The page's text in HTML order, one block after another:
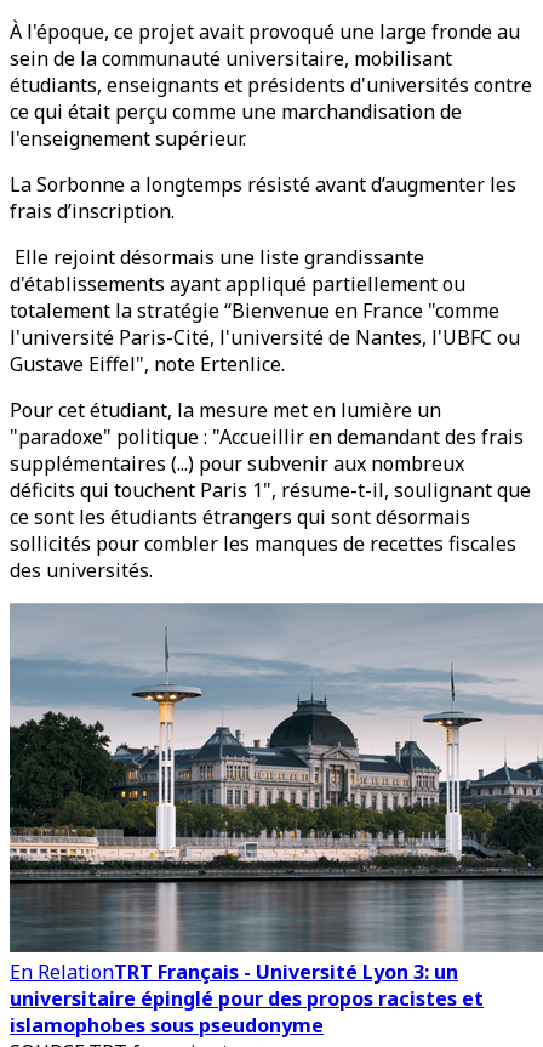
À l'époque, ce projet avait provoqué une large fronde au
sein de la communauté universitaire, mobilisant
étudiants, enseignants et présidents d'universités contre
ce qui était perçu comme une marchandisation de
l'enseignement supérieur.
La Sorbonne a longtemps résisté avant d’augmenter les
frais d’inscription.
Elle rejoint désormais une liste grandissante
d'établissements ayant appliqué partiellement ou
totalement la stratégie “Bienvenue en France "comme
l'université Paris-Cité, l'université de Nantes, l'UBFC ou
Gustave Eiffel", note Ertenlice.
Pour cet étudiant, la mesure met en lumière un
"paradoxe" politique : "Accueillir en demandant des frais
supplémentaires (...) pour subvenir aux nombreux
déficits qui touchent Paris 1", résume-t-il, soulignant que
ce sont les étudiants étrangers qui sont désormais
sollicités pour combler les manques de recettes fiscales
des universités.
En RelationTRT Français - Université Lyon 3: un
universitaire épinglé pour des propos racistes et
islamophobes sous pseudonyme